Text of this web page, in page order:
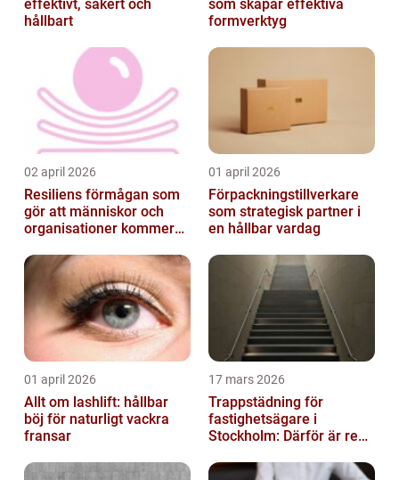
effektivt, säkert och
hållbart
som skapar effektiva
formverktyg
02 april 2026
Resiliens förmågan som
gör att människor och
organisationer kommer
01 april 2026
Förpackningstillverkare
som strategisk partner i
en hållbar vardag
01 april 2026
Allt om lashlift: hållbar
böj för naturligt vackra
fransar
17 mars 2026
Trappstädning för
fastighetsägare i
Stockholm: Därför är rena
investering